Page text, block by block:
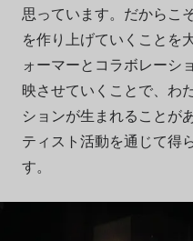
思っています。だからこ
を作り上げていくことを
ォーマーとコラボレーシ
映させていくことで、わ
ションが生まれることが
ティスト活動を通じて得
す。